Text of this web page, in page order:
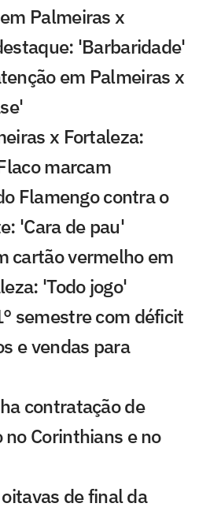
Palmeiras x
'Barbaridade'
em Palmeiras x
x Fortaleza:
marcam
Flamengo contra o
'Cara de pau'
cartão vermelho em
'Todo jogo'
semestre com déficit
e vendas para
contratação de
Corinthians e no
de final da